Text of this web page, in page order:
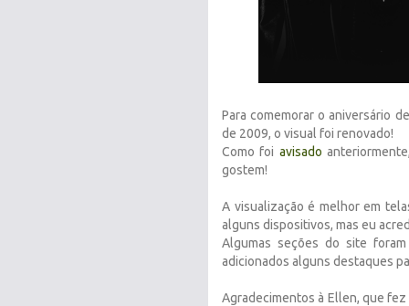
Para comemorar o aniversário
de 2009, o visual foi renovado!
Como foi avisado
gostem!
A visualização é melhor em
alguns dispositivos, mas eu
Algumas seções do site
adicionados alguns destaques
Agradecimentos à Ellen, que